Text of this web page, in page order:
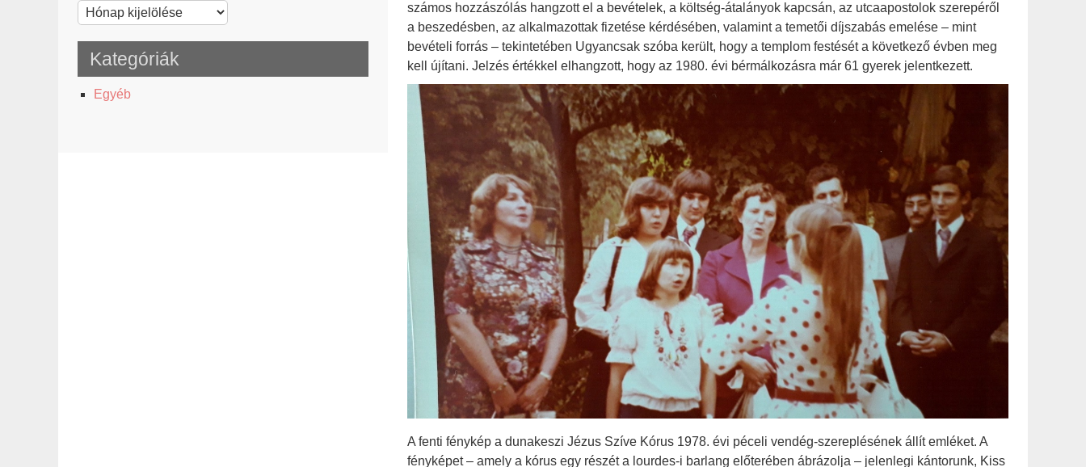
HD 1949. év
HD 1951. év
HD 1952. év
HD 1953. év
HD 1954. év
HD 1955. év
HD 1956. év
HD 1957. év
HD 1958. év
HD 1959. év
HD 1961. év
HD 1962. év
HD 1963. év
HD 1965. év
Archívum
Kategóriák
Egyéb
számos hozzászólás hangzott el a bevételek, a költség-átalányok kapcsán, az utcaapostolok szerepéről
a beszedésben, az alkalmazottak fizetése kérdésében, valamint a temetői díjszabás emelése – mint
bevételi forrás – tekintetében Ugyancsak szóba került, hogy a templom festését a következő évben meg
kell újítani. Jelzés értékkel elhangzott, hogy az 1980. évi bérmálkozásra már 61 gyerek jelentkezett.
A fenti fénykép a dunakeszi Jézus Szíve Kórus 1978. évi péceli vendég-szereplésének állít emléket. A
fényképet – amely a kórus egy részét a lourdes-i barlang előterében ábrázolja – jelenlegi kántorunk, Kiss